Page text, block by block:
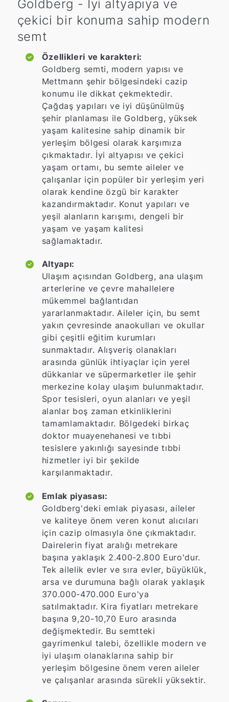
Goldberg - İyi altyapıya ve
çekici bir konuma sahip modern
semt
Özellikleri ve karakteri:
Goldberg semti, modern yapısı ve
Mettmann şehir bölgesindeki cazip
konumu ile dikkat çekmektedir.
Çağdaş yapıları ve iyi düşünülmüş
şehir planlaması ile Goldberg, yüksek
yaşam kalitesine sahip dinamik bir
yerleşim bölgesi olarak karşımıza
çıkmaktadır. İyi altyapısı ve çekici
yaşam ortamı, bu semte aileler ve
çalışanlar için popüler bir yerleşim yeri
olarak kendine özgü bir karakter
kazandırmaktadır. Konut yapıları ve
yeşil alanların karışımı, dengeli bir
yaşam ve yaşam kalitesi
sağlamaktadır.
Altyapı:
Ulaşım açısından Goldberg, ana ulaşım
arterlerine ve çevre mahallelere
mükemmel bağlantıdan
yararlanmaktadır. Aileler için, bu semt
yakın çevresinde anaokulları ve okullar
gibi çeşitli eğitim kurumları
sunmaktadır. Alışveriş olanakları
arasında günlük ihtiyaçlar için yerel
dükkanlar ve süpermarketler ile şehir
merkezine kolay ulaşım bulunmaktadır.
Spor tesisleri, oyun alanları ve yeşil
alanlar boş zaman etkinliklerini
tamamlamaktadır. Bölgedeki birkaç
doktor muayenehanesi ve tıbbi
tesislere yakınlığı sayesinde tıbbi
hizmetler iyi bir şekilde
karşılanmaktadır.
Emlak piyasası:
Goldberg'deki emlak piyasası, aileler
ve kaliteye önem veren konut alıcıları
için cazip olmasıyla öne çıkmaktadır.
Dairelerin fiyat aralığı metrekare
başına yaklaşık 2.400-2.800 Euro'dur.
Tek ailelik evler ve sıra evler, büyüklük,
arsa ve durumuna bağlı olarak yaklaşık
370.000-470.000 Euro'ya
satılmaktadır. Kira fiyatları metrekare
başına 9,20-10,70 Euro arasında
değişmektedir. Bu semtteki
gayrimenkul talebi, özellikle modern ve
iyi ulaşım olanaklarına sahip bir
yerleşim bölgesine önem veren aileler
ve çalışanlar arasında sürekli yüksektir.